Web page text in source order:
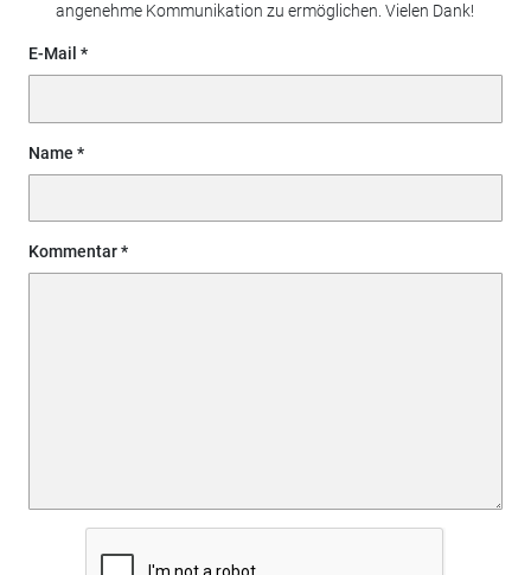
angenehme Kommunikation zu ermöglichen. Vielen Dank!
E-Mail
Name
Kommentar